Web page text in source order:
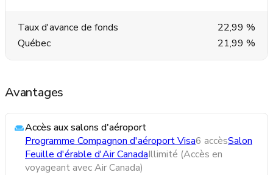
Taux d'avance de fonds
22,99 %
Québec
21,99 %
Avantages
Accès aux salons d'aéroport
Programme Compagnon d'aéroport Visa6 accèsSalon
Feuille d'érable d'Air CanadaIllimité (Accès en
voyageant avec Air Canada)